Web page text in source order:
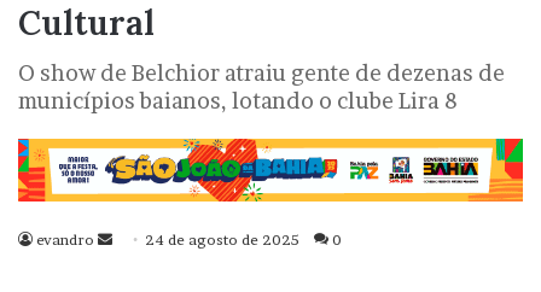
Cultural
O show de Belchior atraiu gente de dezenas de
municípios baianos, lotando o clube Lira 8
evandro
Mande24 de agosto de 2025 0